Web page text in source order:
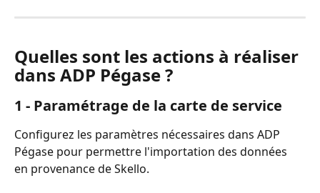
Quelles sont les actions à réaliser
dans ADP Pégase ?
1 - Paramétrage de la carte de service
Configurez les paramètres nécessaires dans ADP
Pégase pour permettre l'importation des données
en provenance de Skello.